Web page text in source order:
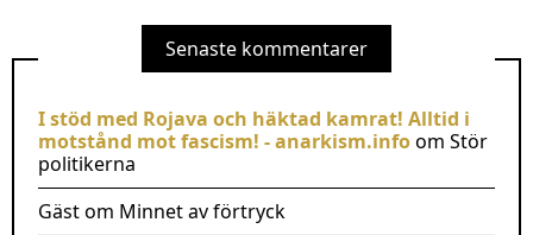
Senaste kommentarer
I stöd med Rojava och häktad kamrat! Alltid i
motstånd mot fascism! - anarkism.infoom Stör
politikerna
Gästom Minnet av förtryck